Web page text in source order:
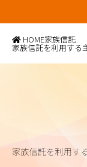
HOME家族信託
家族信託を利用する